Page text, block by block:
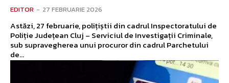
EDITOR - 27 FEBRUARIE 2026
Astăzi, 27 februarie, polițiștii din cadrul Inspectoratului de
Poliție Județean Cluj – Serviciul de Investigații Criminale,
sub supravegherea unui procuror din cadrul Parchetului
de...